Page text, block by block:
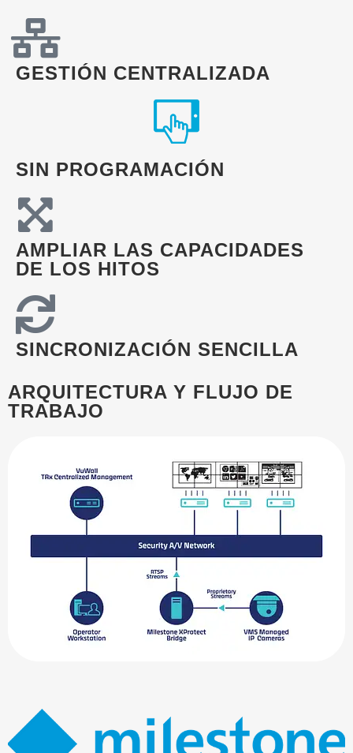
GESTIÓN CENTRALIZADA
SIN PROGRAMACIÓN
AMPLIAR LAS CAPACIDADES
DE LOS HITOS
SINCRONIZACIÓN SENCILLA
ARQUITECTURA Y FLUJO DE
TRABAJO